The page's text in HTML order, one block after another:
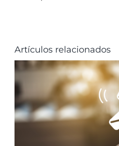
Artículos relacionados